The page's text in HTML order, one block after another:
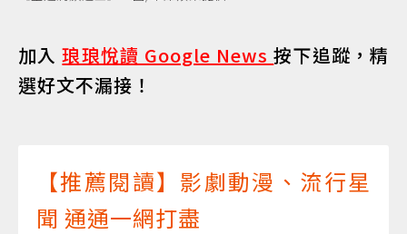
加入琅琅悅讀 Google News按下追蹤，精
選好文不漏接！
【推薦閱讀】影劇動漫、流行星
聞 通通一網打盡